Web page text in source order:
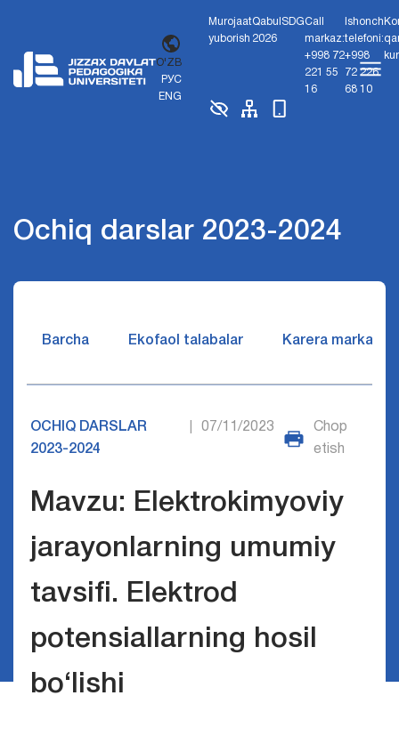
O'ZB
РУС
ENG
Murojaat
yuborish
Qabul
2026
SDGCall
markaz:
+998 72
221 55
16
Ishonch
telefoni:
+998
72 226
68 10
Ochiq darslar 2023-2024
Barcha Ekofaol talabalar Karera markazi
OCHIQ DARSLAR
2023-2024
07/11/2023
Chop
etish
Mavzu: Elektrokimyoviy
jarayonlarning umumiy
tavsifi. Elektrod
potensiallarning hosil
bo‘lishi